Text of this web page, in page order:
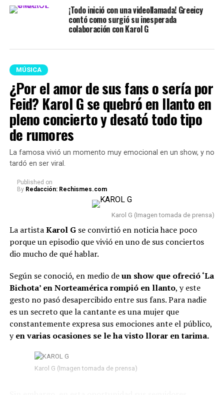
¡Todo inició con una videollamada! Greeicy
contó como surgió su inesperada
colaboración con Karol G
MÚSICA
¿Por el amor de sus fans o sería por
Feid? Karol G se quebró en llanto en
pleno concierto y desató todo tipo
de rumores
La famosa vivió un momento muy emocional en un show, y no
tardó en ser viral.
Published on
By Redacción: Rechismes.com
Karol G (Imagen tomada de prensa)
La artistaKarol Gse convirtió en noticia hace poco
porque un episodio que vivió en uno de sus conciertos
dio mucho de qué hablar.
Según se conoció, en medio deun show que ofreció ‘La
Bichota’ en Norteamérica rompió en llanto, y este
gesto no pasó desapercibido entre sus fans. Para nadie
es un secreto que la cantante es una mujer que
constantemente expresa sus emociones ante el público,
yen varias ocasiones se le ha visto llorar en tarima.
Karol G (Imagen tomada de prensa)